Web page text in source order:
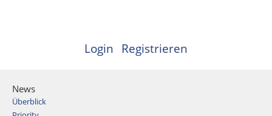
Login Registrieren
News
Überblick